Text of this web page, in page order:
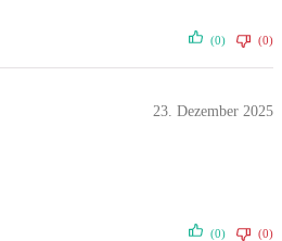
(0) (0)
23. Dezember 2025
(0) (0)